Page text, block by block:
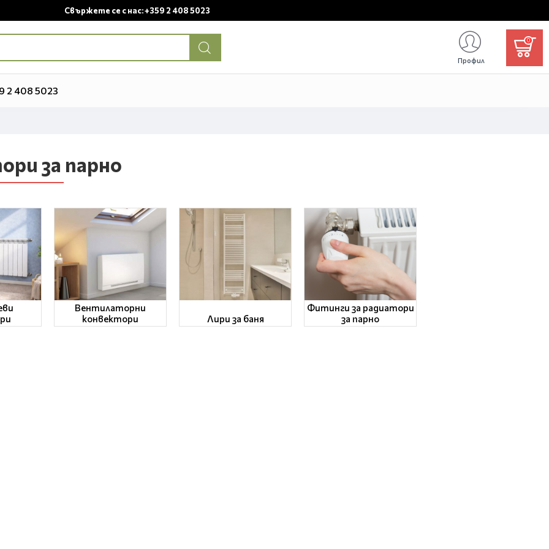
Свържете се с нас: +359 2 408 5023
Профил
0
2 408 5023
за парно
Вентилаторни
конвектори
Лири за баня
Фитинги за радиатори
за парно